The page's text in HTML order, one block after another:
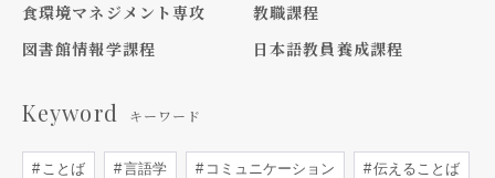
食環境マネジメント専攻
教職課程
図書館情報学課程
日本語教員養成課程
Keyword キーワード
ことば 言語学 コミュニケーション 伝えることば